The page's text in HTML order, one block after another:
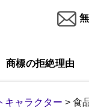
商標の拒絶理由
キャラクター > 食